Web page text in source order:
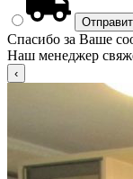
Спасибо за Ваше
Наш менеджер